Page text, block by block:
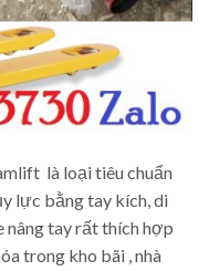
là loại tiêu chuẩn
lực bằng tay kích, di
nâng tay rất thích hợp
trong kho bãi , nhà